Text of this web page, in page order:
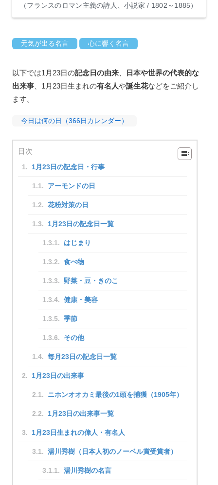
（フランスのロマン主義の詩人、小説家 / 1802～1885）
元気が出る名言 心に響く名言
以下では1月23日の記念日の由来
日本や世界の代表的な
出来事 、1月23日生まれの有名人や誕生花などをご紹介し
ます。
今日は何の日（366日カレンダー）
目次
1月23日の記念日・行事
アーモンドの日
花粉対策の日
1月23日の記念日一覧
はじまり
食べ物
野菜・豆・きのこ
健康・美容
季節
その他
毎月23日の記念日一覧
1月23日の出来事
ニホンオオカミ最後の1頭を捕獲（1905年）
1月23日の出来事一覧
1月23日生まれの偉人・有名人
湯川秀樹（日本人初のノーベル賞受賞者）
湯川秀樹の名言